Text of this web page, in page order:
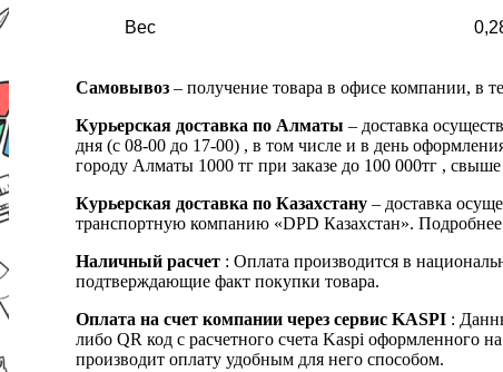
Вес
Самовывоз – получение товара в офисе компании, в
Курьерская доставка по Алматы – доставка
дня (с 08-00 до 17-00) , в том числе и в день
городу Алматы 1000 тг при заказе до 100 000тг ,
Курьерская доставка по Казахстану – доставка
транспортную компанию «DPD Казахстан».
Наличный расчет : Оплата производится в
подтверждающие факт покупки товара.
Оплата на счет компании через сервис KASPI :
либо QR код с расчетного счета Kaspi оформленного
производит оплату удобным для него способом.